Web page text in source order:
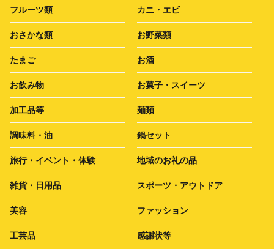
フルーツ類 カニ・エビ
おさかな類 お野菜類
たまご お酒
お飲み物 お菓子・スイーツ
加工品等 麺類
調味料・油 鍋セット
旅行・イベント・体験 地域のお礼の品
雑貨・日用品 スポーツ・アウトドア
美容 ファッション
工芸品 感謝状等